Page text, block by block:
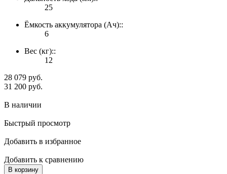
25
Ёмкость аккумулятора (Ач)::
6
Вес (кг)::
12
28 079 руб.
31 200 руб.
В наличии
Быстрый просмотр
Добавить в избранное
Добавить к сравнению
В корзину